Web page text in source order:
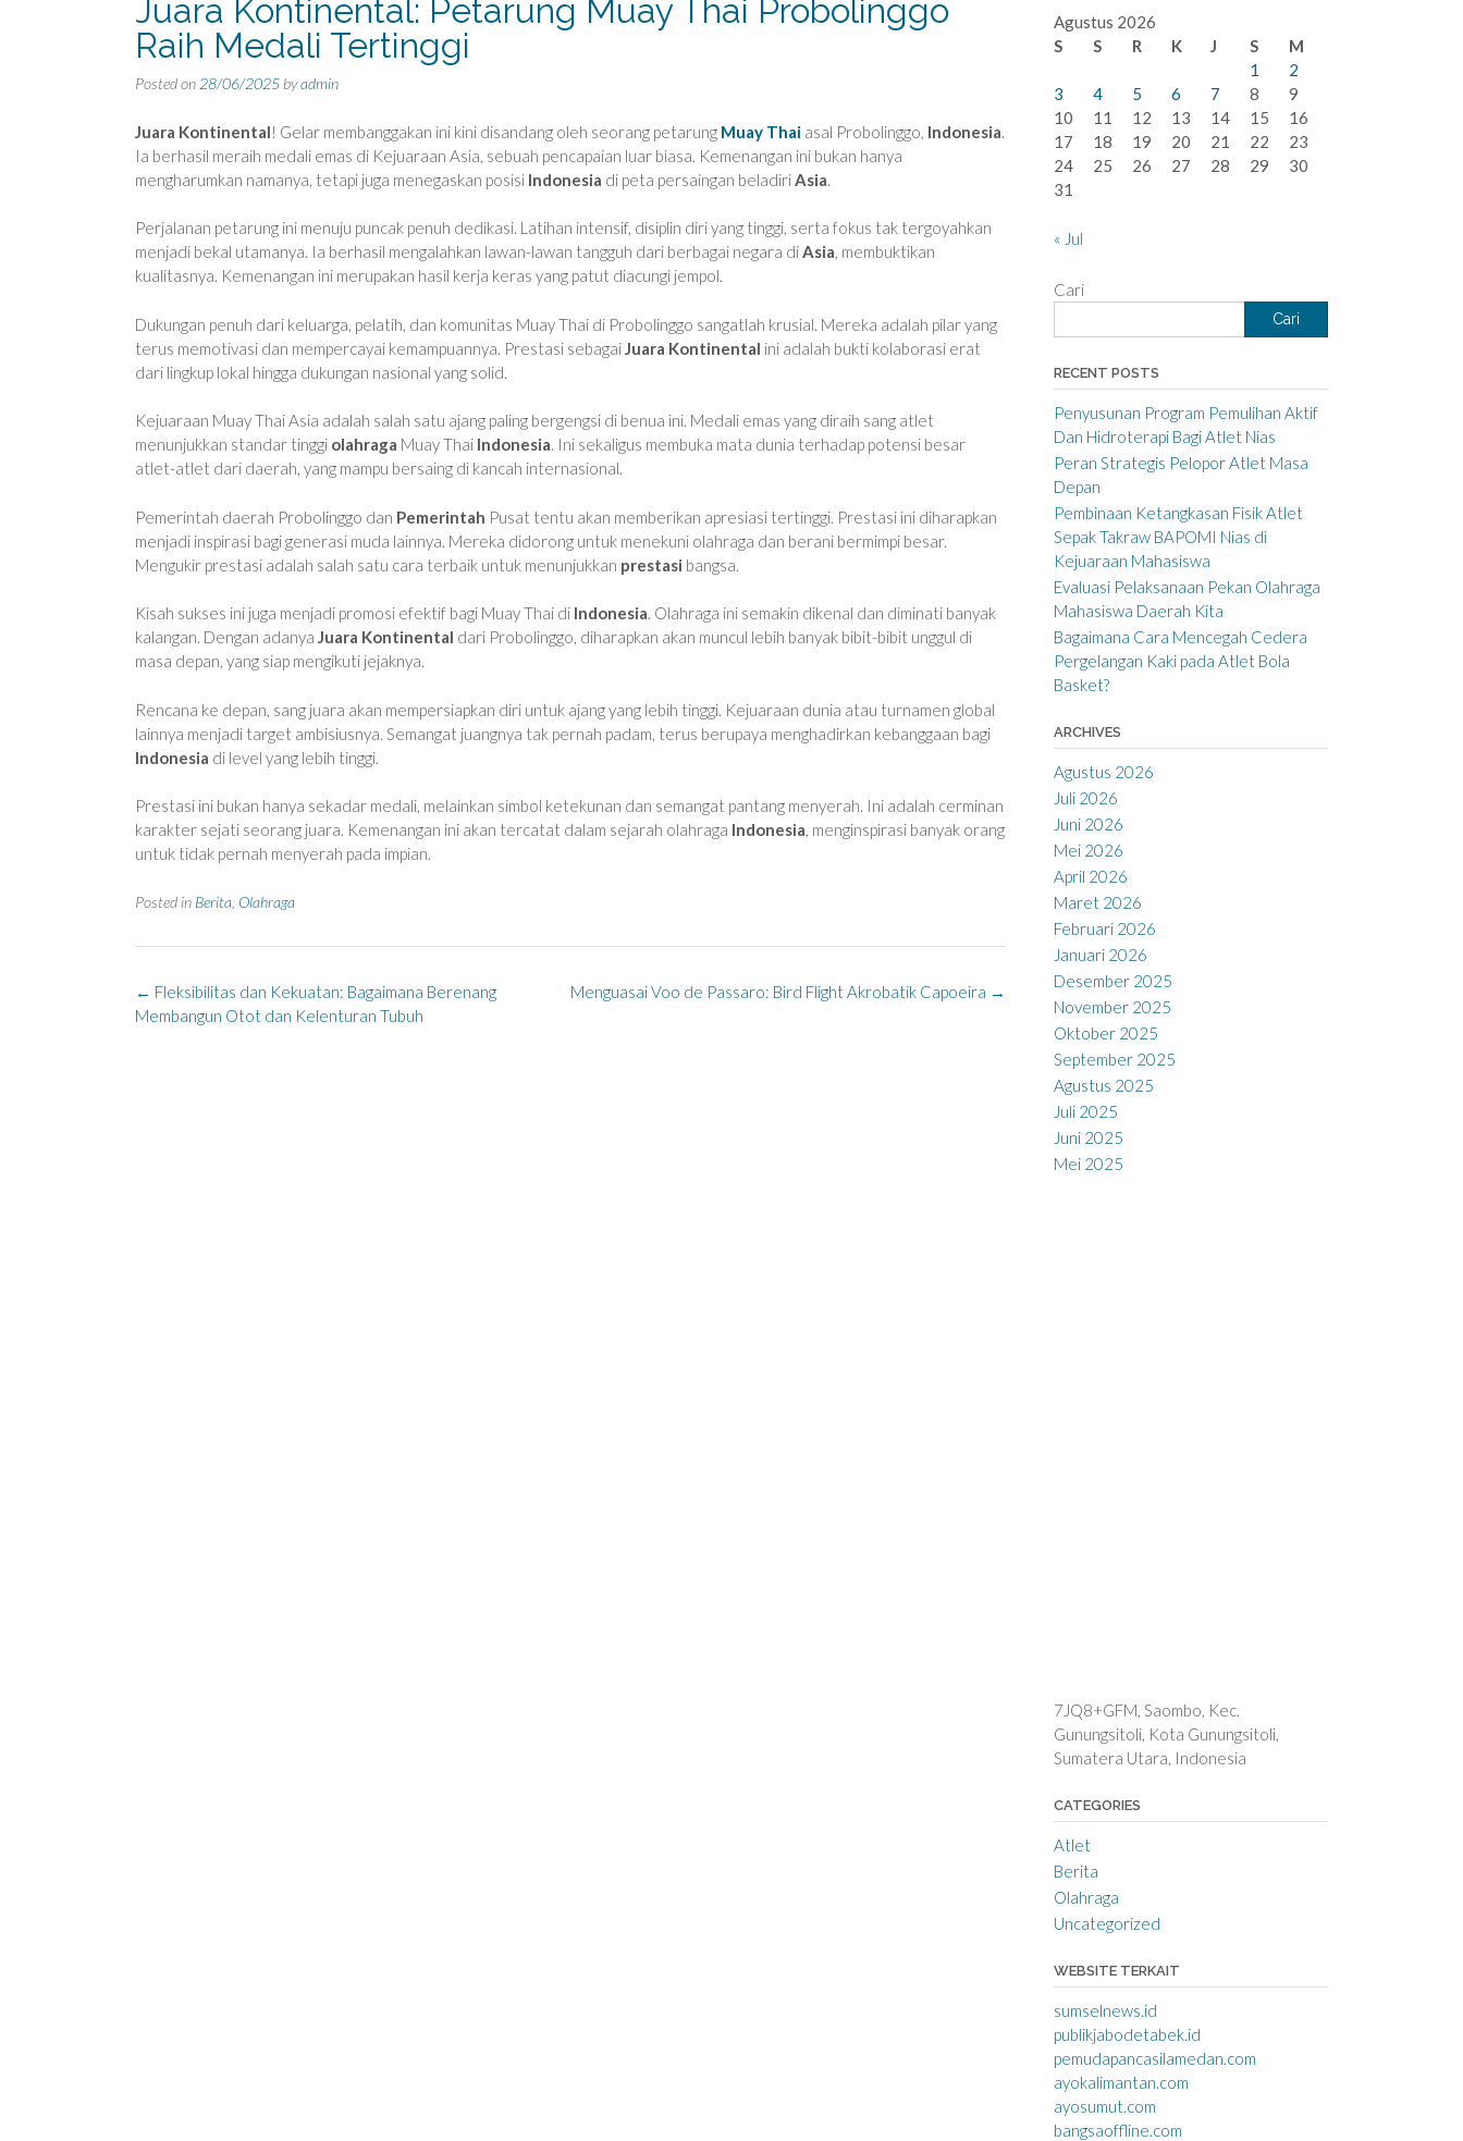
Juara Kontinental: Petarung Muay Thai Probolinggo
Raih Medali Tertinggi
Posted on 28/06/2025 byadmin
Juara Kontinental! Gelar membanggakan ini kini disandang oleh seorang petarung Muay Thai asal Probolinggo, Indonesia
Ia berhasil meraih medali emas di Kejuaraan Asia, sebuah pencapaian luar biasa. Kemenangan ini bukan hanya
mengharumkan namanya, tetapi juga menegaskan posisi Indonesia di peta persaingan beladiri Asia
Perjalanan petarung ini menuju puncak penuh dedikasi. Latihan intensif, disiplin diri yang tinggi, serta fokus tak tergoyahkan
menjadi bekal utamanya. Ia berhasil mengalahkan lawan-lawan tangguh dari berbagai negara diAsia, membuktikan
kualitasnya. Kemenangan ini merupakan hasil kerja keras yang patut diacungi jempol.
Dukungan penuh dari keluarga, pelatih, dan komunitas Muay Thai di Probolinggo sangatlah krusial. Mereka adalah pilar yang
terus memotivasi dan mempercayai kemampuannya. Prestasi sebagai Juara Kontinental ini adalah bukti kolaborasi erat
dari lingkup lokal hingga dukungan nasional yang solid.
Kejuaraan Muay Thai Asia adalah salah satu ajang paling bergengsi di benua ini. Medali emas yang diraih sang atlet
menunjukkan standar tinggi olahraga Muay Thai Indonesia. Ini sekaligus membuka mata dunia terhadap potensi besar
atlet-atlet dari daerah, yang mampu bersaing di kancah internasional.
Pemerintah daerah Probolinggo dan Pemerintah Pusat tentu akan memberikan apresiasi tertinggi. Prestasi ini diharapkan
menjadi inspirasi bagi generasi muda lainnya. Mereka didorong untuk menekuni olahraga dan berani bermimpi besar.
Mengukir prestasi adalah salah satu cara terbaik untuk menunjukkan prestasi bangsa.
Kisah sukses ini juga menjadi promosi efektif bagi Muay Thai di Indonesia. Olahraga ini semakin dikenal dan diminati banyak
kalangan. Dengan adanya Juara Kontinental dari Probolinggo, diharapkan akan muncul lebih banyak bibit-bibit unggul di
masa depan, yang siap mengikuti jejaknya.
Rencana ke depan, sang juara akan mempersiapkan diri untuk ajang yang lebih tinggi. Kejuaraan dunia atau turnamen global
lainnya menjadi target ambisiusnya. Semangat juangnya tak pernah padam, terus berupaya menghadirkan kebanggaan bagi
Indonesia di level yang lebih tinggi.
Prestasi ini bukan hanya sekadar medali, melainkan simbol ketekunan dan semangat pantang menyerah. Ini adalah cerminan
karakter sejati seorang juara. Kemenangan ini akan tercatat dalam sejarah olahraga Indonesia, menginspirasi banyak orang
untuk tidak pernah menyerah pada impian.
Posted in Berita Olahraga
Post
navigation
Menguasai Voo de Passaro: Bird Flight Akrobatik Capoeira →
← Fleksibilitas dan Kekuatan: Bagaimana Berenang
Membangun Otot dan Kelenturan Tubuh
Agustus 2026
S
S R K J S
M
1
2
3
4 5 6 7 8
9
10
11 12 13 14 15
16
17
18 19 20 21 22
23
24
25 26 27 28 29
30
31
« Jul
Cari
Cari
RECENT POSTS
Penyusunan Program Pemulihan Aktif
Dan Hidroterapi Bagi Atlet Nias
Peran Strategis Pelopor Atlet Masa
Depan
Pembinaan Ketangkasan Fisik Atlet
Sepak Takraw BAPOMI Nias di
Kejuaraan Mahasiswa
Evaluasi Pelaksanaan Pekan Olahraga
Mahasiswa Daerah Kita
Bagaimana Cara Mencegah Cedera
Pergelangan Kaki pada Atlet Bola
Basket?
ARCHIVES
Agustus 2026
Juli 2026
Juni 2026
Mei 2026
April 2026
Maret 2026
Februari 2026
Januari 2026
Desember 2025
November 2025
Oktober 2025
September 2025
Agustus 2025
Juli 2025
Juni 2025
Mei 2025
7JQ8+GFM, Saombo, Kec.
Gunungsitoli, Kota Gunungsitoli,
Sumatera Utara, Indonesia
CATEGORIES
Atlet
Berita
Olahraga
Uncategorized
WEBSITE TERKAIT
sumselnews.id
publikjabodetabek.id
pemudapancasilamedan.com
ayokalimantan.com
ayosumut.com
bangsaoffline.com